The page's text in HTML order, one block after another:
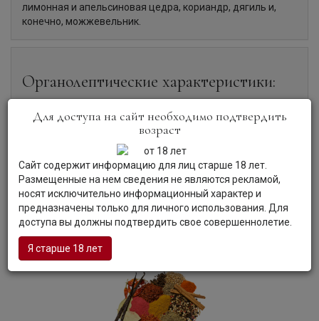
лимонная и апельсиновая цедра, кориандр, дягиль и,
конечно, можжевельник.
Органолептические характеристики:
Цвет:Джин идеального прозрачного цвета.
Насыщенный, сильный аромат, в запахами трав
Вкус:Приятный, бодрящий, немного терпкий привкус
можжевельника и цитрусовых. Послевкусие сухое, с
ароматом цитрусовых.
Гастрономия: Идеальная основа для разнообразных
коктейлей.
Для доступа на сайт необходимо подтвердить
возраст
Сайт содержит информацию для лиц старше 18 лет.
Размещенные на нем сведения не являются рекламой,
носят исключительно информационный характер и
предназначены только для личного использования. Для
доступа вы должны подтвердить свое совершеннолетие.
Я старше 18 лет